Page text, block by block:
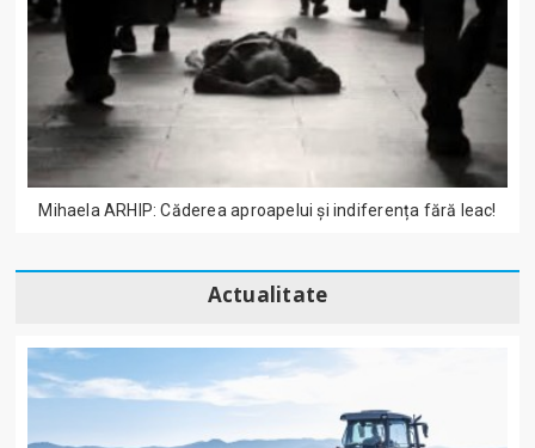
Mihaela ARHIP: Căderea aproapelui și indiferența fără leac!
Actualitate